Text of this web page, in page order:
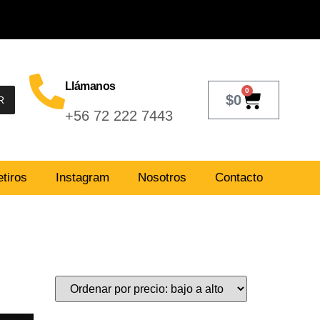
Llámanos
+56 72 222 7443
$0
0
Instagram Nosotros Contacto